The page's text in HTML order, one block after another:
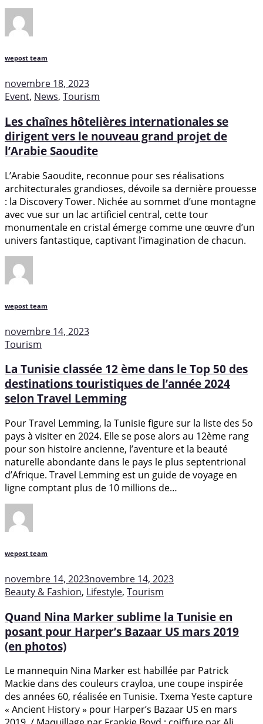
wepost team
novembre 18, 2023
Event, News, Tourism
Les chaînes hôtelières internationales se
dirigent vers le nouveau grand projet de
l’Arabie Saoudite
L’Arabie Saoudite, reconnue pour ses réalisations
architecturales grandioses, dévoile sa dernière prouesse
: la Discovery Tower. Nichée au sommet d’une montagne
avec vue sur un lac artificiel central, cette tour
monumentale en cristal émerge comme une œuvre d’un
univers fantastique, captivant l’imagination de chacun.
wepost team
novembre 14, 2023
Tourism
La Tunisie classée 12 ème dans le Top 50 des
destinations touristiques de l’année 2024
selon Travel Lemming
Pour Travel Lemming, la Tunisie figure sur la liste des 5o
pays à visiter en 2024. Elle se pose alors au 12ème rang
pour son histoire ancienne, l’aventure et la beauté
naturelle abondante dans le pays le plus septentrional
d’Afrique. Travel Lemming est un guide de voyage en
ligne comptant plus de 10 millions de…
wepost team
novembre 14, 2023novembre 14, 2023
Beauty & Fashion, Lifestyle, Tourism
Quand Nina Marker sublime la Tunisie en
posant pour Harper’s Bazaar US mars 2019
(en photos)
Le mannequin Nina Marker est habillée par Patrick
Mackie dans des couleurs crayloa, une coupe inspirée
des années 60, réalisée en Tunisie. Txema Yeste capture
« Ancient History » pour Harper’s Bazaar US en mars